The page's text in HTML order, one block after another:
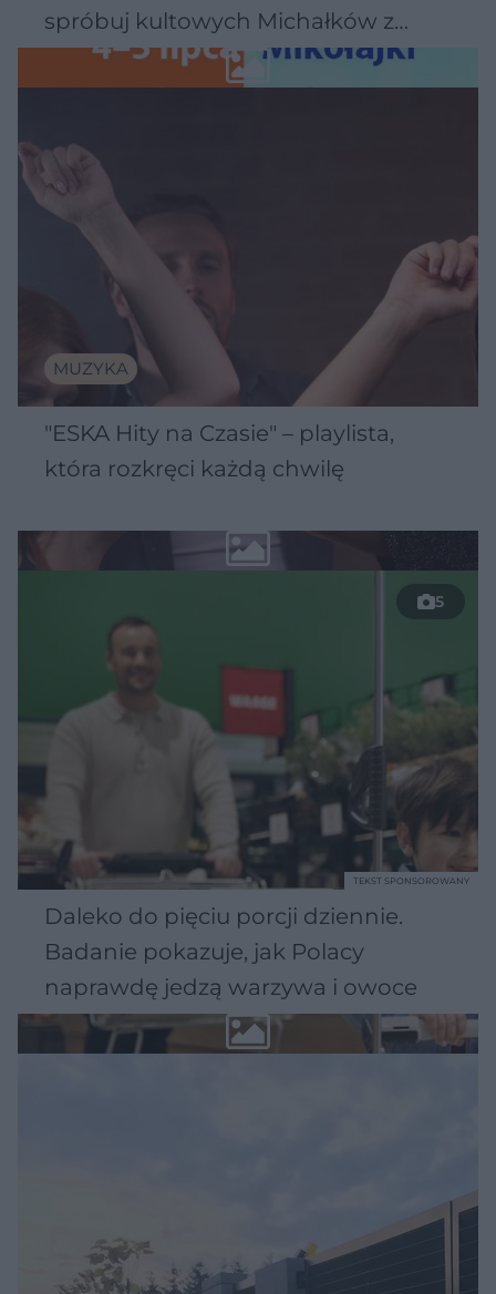
spróbuj kultowych Michałków z
Wawelu
MUZYKA
"ESKA Hity na Czasie" – playlista,
która rozkręci każdą chwilę
5
Daleko do pięciu porcji dziennie.
Badanie pokazuje, jak Polacy
naprawdę jedzą warzywa i owoce
TEKST SPONSOROWANY